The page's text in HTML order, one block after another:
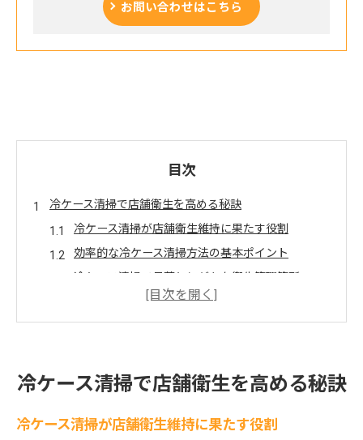
お問い合わせはこちら
目次
冷ケース清掃で店舗衛生を高める秘訣
冷ケース清掃が店舗衛生維持に果たす役割
効率的な冷ケース清掃方法の基本ポイント
冷ケース清掃で見落としがちな衛生管理箇所
店舗全体の衛生管理に冷ケース清掃を生かす
冷ケース清掃による店舗イメージアップの工夫
衛生管理強化に役立つ冷ケース清掃方法
衛生管理強化のための冷ケース清掃頻度の目安
冷ケース清掃で店舗衛生を高める秘訣
冷ケース清掃が店舗衛生維持に果たす役割